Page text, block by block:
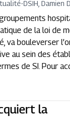
-DSIH, Damien
de la loi de
va bouleverser
au sein des
de SI. Pour
la